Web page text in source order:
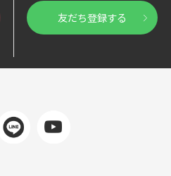
友だち登録する